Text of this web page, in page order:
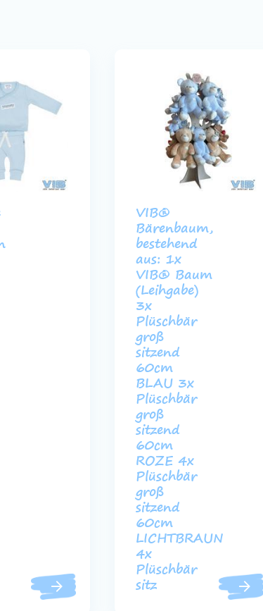
VIB®
Bärenbaum,
bestehend
aus: 1x
VIB® Baum
(Leihgabe)
3x
Plüschbär
groß
sitzend
60cm
BLAU 3x
Plüschbär
groß
sitzend
60cm
ROZE 4x
Plüschbär
groß
sitzend
60cm
LICHTBRAUN
4x
Plüschbär
sitz